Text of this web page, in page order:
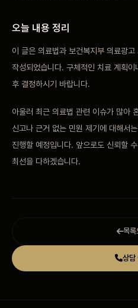
오늘 내용 정리
이 글은 의료법과 보건복지부 의료광고
작성되었습니다. 구체적인 치료 계획
후 결정하시기 바랍니다.
아울러 최근 의료법 관련 이슈가 많아
신고나 근거 없는 민원 제기에 대해서
진행할 예정입니다. 앞으로도 신뢰할
최선을 다하겠습니다.
목록
상담